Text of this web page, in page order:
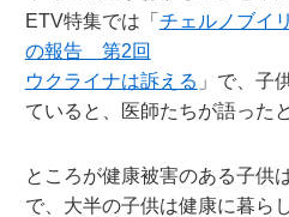
ETV特集では「 チェルノブイ
の報告 第2回
ウクライナは訴える 」で、子
ていると、医師たちが語った
ところが健康被害のある子供
で、大半の子供は健康に暮ら